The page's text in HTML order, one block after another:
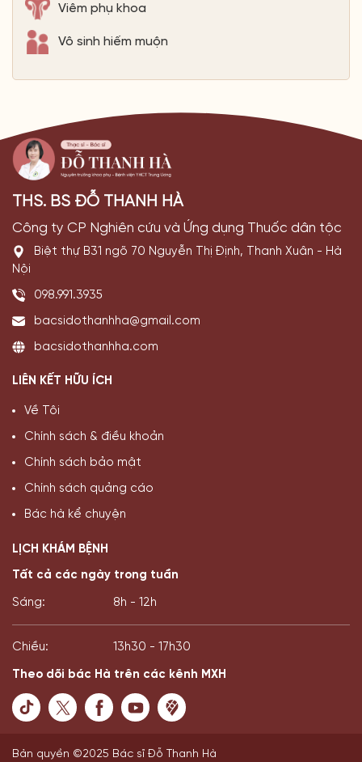
Viêm phụ khoa
Vô sinh hiếm muộn
THS. BS ĐỖ THANH HÀ
Công ty CP Nghiên cứu và Ứng dụng Thuốc dân tộc
Biệt thự B31 ngõ 70 Nguyễn Thị Định, Thanh Xuân - Hà
Nội
098.991.3935
bacsidothanhha@gmail.com
bacsidothanhha.com
LIÊN KẾT HỮU ÍCH
Về Tôi
Chính sách & điều khoản
Chính sách bảo mật
Chính sách quảng cáo
Bác hà kể chuyện
LỊCH KHÁM BỆNH
Tất cả các ngày trong tuần
Sáng: 8h - 12h
Chiều: 13h30 - 17h30
Theo dõi bác Hà trên các kênh MXH
Bản quyền ©2025 Bác sĩ Đỗ Thanh Hà